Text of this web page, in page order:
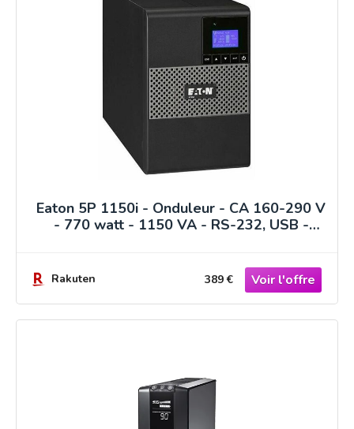
Eaton 5P 1150i - Onduleur - CA 160-290 V
- 770 watt - 1150 VA - RS-232, USB -
Rakuten 389 €